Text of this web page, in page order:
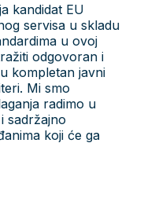
kandidat EU
servisa u skladu
u ovoj
odgovoran i
kompletan javni
Mi smo
radimo u
sadržajno
koji će ga